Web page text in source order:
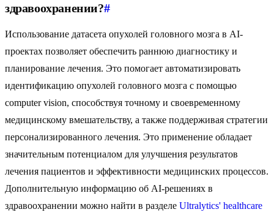
здравоохранении?#
Использование датасета опухолей головного мозга в AI-
проектах позволяет обеспечить раннюю диагностику и
планирование лечения. Это помогает автоматизировать
идентификацию опухолей головного мозга с помощью
computer vision, способствуя точному и своевременному
медицинскому вмешательству, а также поддерживая стратегии
персонализированного лечения. Это применение обладает
значительным потенциалом для улучшения результатов
лечения пациентов и эффективности медицинских процессов.
Дополнительную информацию об AI-решениях в
здравоохранении можно найти в разделе Ultralytics' healthcare